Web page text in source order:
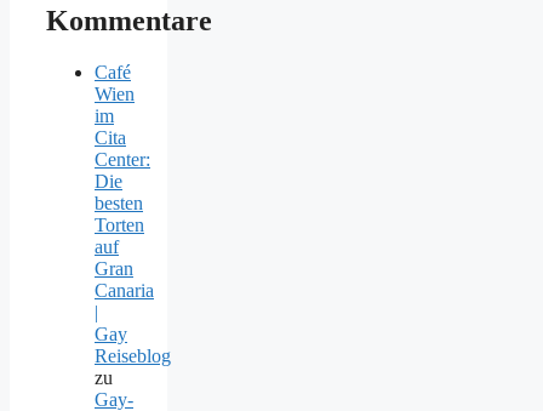
Kommentare
Café
Wien
im
Cita
Center:
Die
besten
Torten
auf
Gran
Canaria
|
Gay
Reiseblog
zu
Gay-